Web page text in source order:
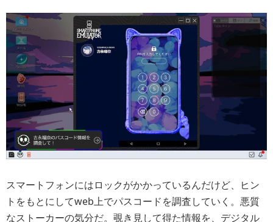
スマートフォンにはロックがかかっているんだけど、ヒン
トをもとにしてweb上でパスコードを調査していく。悪質
なストーカーの気分だ。覗き見して得た情報を、デジタル